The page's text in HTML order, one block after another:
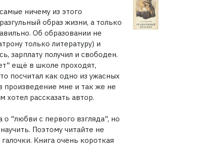
ничему из этого
образ жизни, а только
Об образовании не
только литературу) и
зарплату получил и свободен.
ещё в школе проходят,
посчитал как одно из ужасных
произведение мне и так же не
рассказать автор.
"любви с первого взгляда", но
Поэтому читайте не
Книга очень короткая